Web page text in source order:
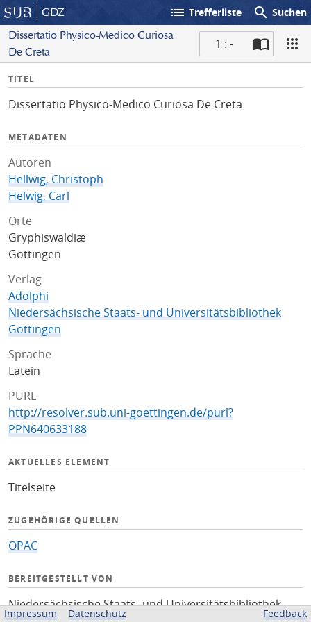
GDZ list Trefferliste search Suchen
Dissertatio Physico-Medico Curiosa
De Creta
1 : -
I
f
TITEL
Dissertatio Physico-Medico Curiosa De Creta
METADATEN
Autoren
Hellwig, Christoph
Helwig, Carl
Orte
Gryphiswaldiæ
Göttingen
Verlag
Adolphi
Niedersächsische Staats- und Universitätsbibliothek
Göttingen
Sprache
Latein
PURL
http://resolver.sub.uni-goettingen.de/purl?
PPN640633188
AKTUELLES ELEMENT
Titelseite
ZUGEHÖRIGE QUELLEN
OPAC
BEREITGESTELLT VON
Niedersächsische Staats- und Universitätsbibliothek
Impressum Datenschutz Feedback